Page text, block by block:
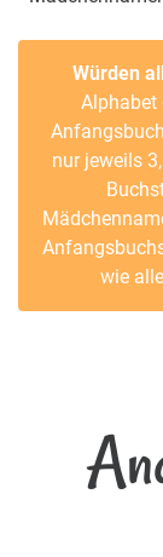
Würden
Alphabet
nur jeweils
wie